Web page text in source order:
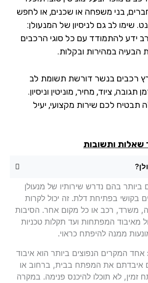
בני משפחה או שכנים, או לחפש
לב גם לניסיון של המנעולן:
להתמודד עם כל סוגי הרכבים
במהירות ובקלות.
בנשר דורשת תשומת לב
ציוד, מחיר, מוניטין וניסיון.
לכם שירות מקצועי, יעיל
ותשובות
בהם נדרש שירותיו של מנעולן
בפתיחת דלת. זה יכול לקרות
רכב או כל מקום אחר. הסיבות
המפתחות ועד תקלות טכניות
ממנה להיפתח כראוי.
הנפוצים ביותר הוא איבוד
את המפתח בבית, ברחוב או
לא תוכלו להיכנס פנימה. במקרה